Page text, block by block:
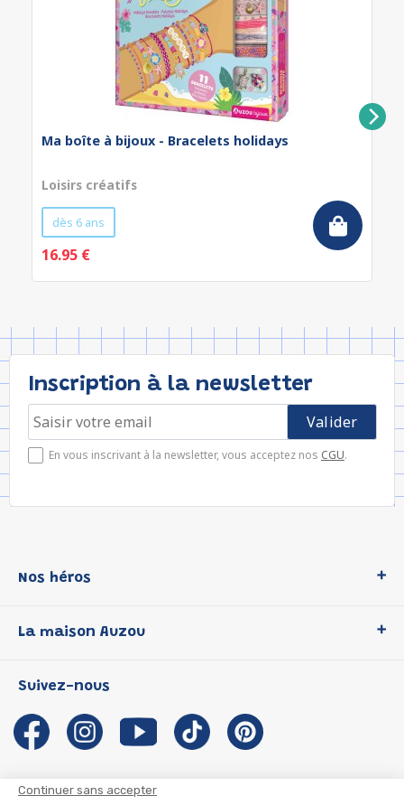
Continuer sans accepter
Ma boîte à bijoux - Bracelets holidays
Loisirs créatifs
dès 6 ans
16.95 €
Inscription à la newsletter
En vous inscrivant à la newsletter, vous acceptez nos CGU.
Nos héros
P'tit Loup
Les Influenceuses
Migali
Petite Taupe
La maison Auzou
Notre histoire
Auzou s'engage
Auteurs et illustrateurs Auzou
Suivez-nous